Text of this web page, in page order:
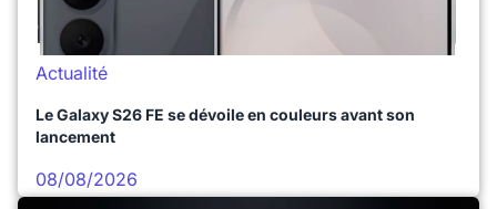
Actualité
Le Galaxy S26 FE se dévoile en couleurs avant son
lancement
08/08/2026